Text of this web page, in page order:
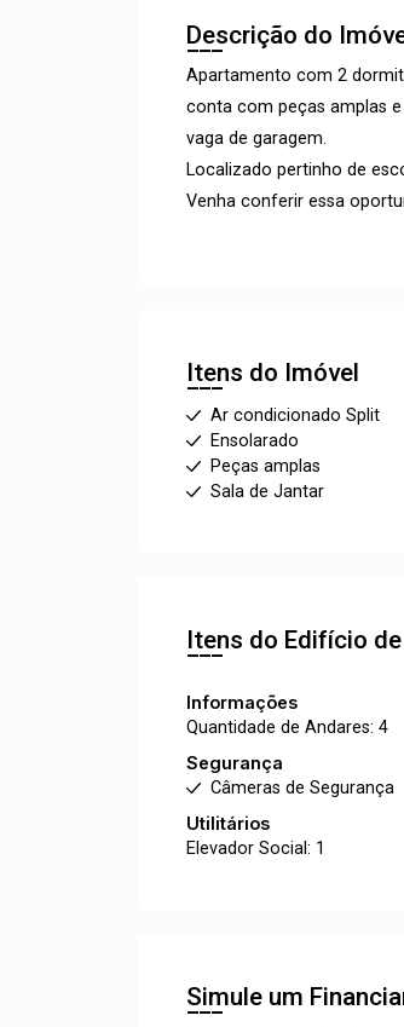
Descrição do
Apartamento com 2
conta com peças amplas
vaga de garagem.
Localizado pertinho de
Venha conferir essa
Itens do Imóvel
Ar condicionado Split
Ensolarado
Peças amplas
Sala de Jantar
Itens do Edifício
Informações
Quantidade de Andares: 4
Segurança
Câmeras de Segurança
Utilitários
Elevador Social: 1
Simule um